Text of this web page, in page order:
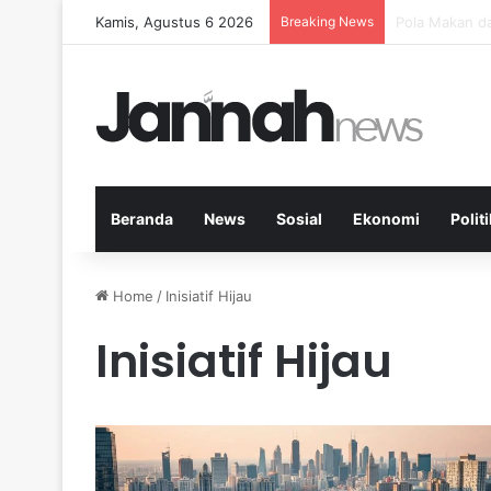
Kamis, Agustus 6 2026 Breaking News Peran
Beranda News Sosial Ekonomi
Home / Inisiatif Hijau
Inisiatif Hijau